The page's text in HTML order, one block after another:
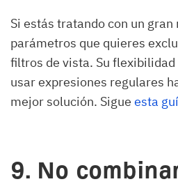
Si estás tratando con un gran
parámetros que quieres
filtros de vista. Su
usar expresiones regulares
mejor solución. Sigue esta
9. No